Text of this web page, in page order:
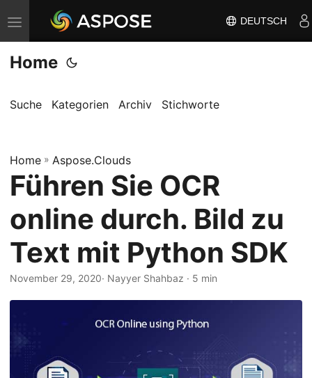
N
a
v
g
i
o
n
u
c
h
DEUTSCH
Home
Suche Kategorien Archiv Stichworte
Home » Aspose.Clouds
Führen Sie OCR
online durch. Bild zu
Text mit Python SDK
November 29, 2020· Nayyer Shahbaz · 5 min